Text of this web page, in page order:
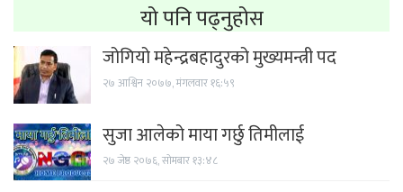
यो पनि पढ्नुहोस
जोगियो महेन्द्रबहादुरको मुख्यमन्त्री पद
२७ आश्विन २०७७, मंगलवार १६:५९
सुजा आलेको माया गर्छु तिमीलाई
२७ जेष्ठ २०७६, सोमबार १३:४८